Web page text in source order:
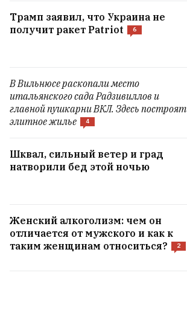
Трамп заявил, что Украина не
получит ракет Patriot
6
В Вильнюсе раскопали место
итальянского сада Радзивиллов и
главной пушкарни ВКЛ. Здесь построят
элитное жилье
4
Шквал, сильный ветер и град
натворили бед этой ночью
Женский алкоголизм: чем он
отличается от мужского и как к
таким женщинам относиться?
2